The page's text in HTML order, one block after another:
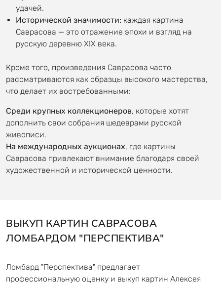
удачей.
Исторической значимости: каждая картина
Саврасова — это отражение эпохи и взгляд на
русскую деревню XIX века.
Кроме того, произведения Саврасова часто
рассматриваются как образцы высокого мастерства,
что делает их востребованными:
Среди крупных коллекционеров, которые хотят
дополнить свои собрания шедеврами русской
живописи.
На международных аукционах, где картины
Саврасова привлекают внимание благодаря своей
художественной и исторической ценности.
ВЫКУП КАРТИН САВРАСОВА
ЛОМБАРДОМ "ПЕРСПЕКТИВА"
Ломбард "Перспектива" предлагает
профессиональную оценку и выкуп картин Алексея